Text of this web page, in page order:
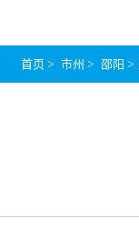
首页 > 市州 > 邵阳 >